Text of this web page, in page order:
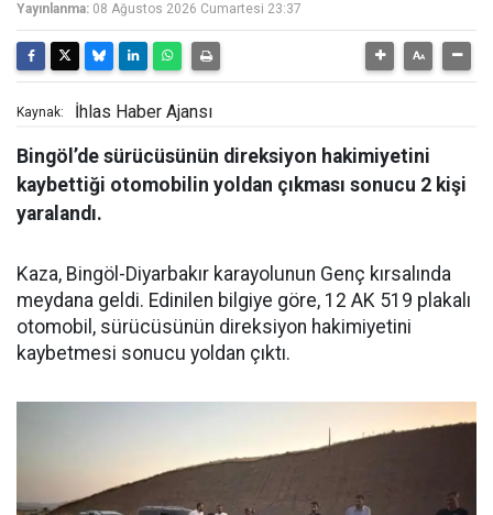
Yayınlanma: 08 Ağustos 2026 Cumartesi 23:37
Kaynak: İhlas Haber Ajansı
Bingöl’de sürücüsünün direksiyon hakimiyetini
kaybettiği otomobilin yoldan çıkması sonucu 2 kişi
yaralandı.
Kaza, Bingöl-Diyarbakır karayolunun Genç kırsalında
meydana geldi. Edinilen bilgiye göre, 12 AK 519 plakalı
otomobil, sürücüsünün direksiyon hakimiyetini
kaybetmesi sonucu yoldan çıktı.